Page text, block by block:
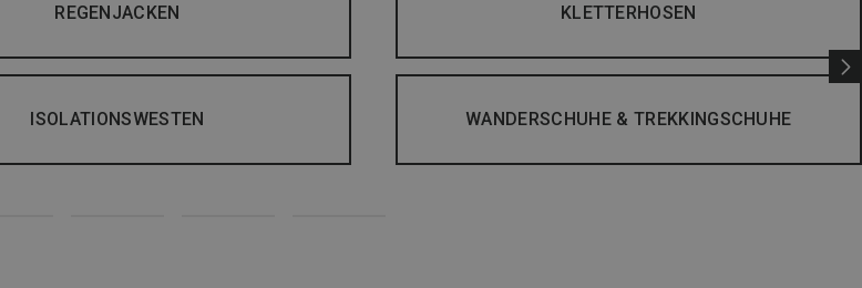
REGENJACKEN KLETTERHOSEN
ISOLATIONSWESTEN WANDERSCHUHE & TREKKINGSCHUHE